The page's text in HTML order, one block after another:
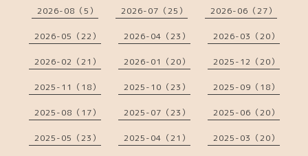
2026-08（5） 2026-07（25） 2026-06（27）
2026-05（22） 2026-04（23） 2026-03（20）
2026-02（21） 2026-01（20） 2025-12（20）
2025-11（18） 2025-10（23） 2025-09（18）
2025-08（17） 2025-07（23） 2025-06（20）
2025-05（23） 2025-04（21） 2025-03（20）